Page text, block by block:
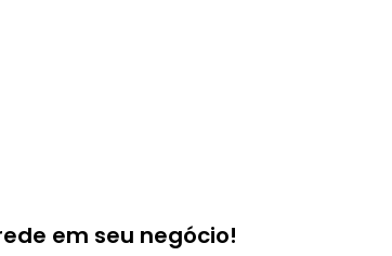
em seu negócio!